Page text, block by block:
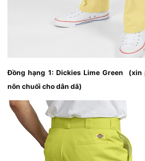
Đồng hạng 1: Dickies Lime Green (xin
nõn chuối cho dân dã)